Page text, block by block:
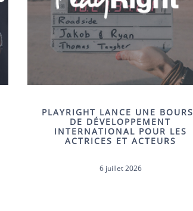
PLAYRIGHT LANCE UNE
DE DÉVELOPPEMENT
INTERNATIONAL POUR LES
ACTRICES ET ACTEURS
6 juillet 2026